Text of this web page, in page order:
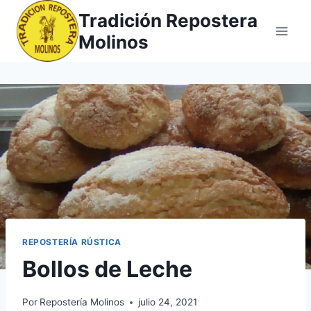
Saltar
contenido
Tradición Repostera
Molinos
REPOSTERÍA RÚSTICA
Bollos de Leche
Por Repostería Molinos julio 24, 2021